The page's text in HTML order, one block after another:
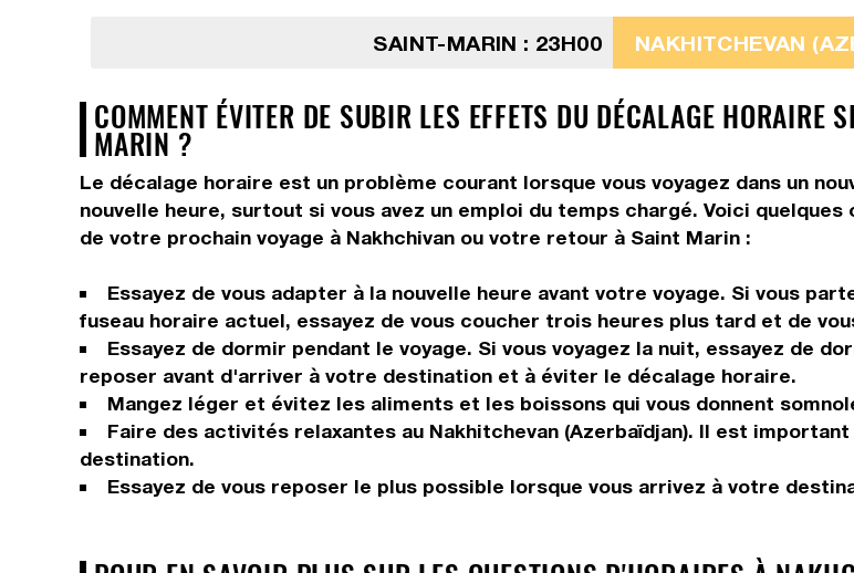
SAINT-MARIN : 23H00 NAKHITCHEVAN
COMMENT ÉVITER DE SUBIR LES EFFETS DU DÉCALAGE
MARIN ?
Le décalage horaire est un problème courant lorsque vous voyagez dans un
nouvelle heure, surtout si vous avez un emploi du temps chargé. Voici
de votre prochain voyage à Nakhchivan ou votre retour à Saint Marin :
Essayez de vous adapter à la nouvelle heure avant votre voyage. Si vous
fuseau horaire actuel, essayez de vous coucher trois heures plus tard et de
Essayez de dormir pendant le voyage. Si vous voyagez la nuit, essayez de
reposer avant d'arriver à votre destination et à éviter le décalage horaire.
Mangez léger et évitez les aliments et les boissons qui vous donnent
Faire des activités relaxantes au Nakhitchevan (Azerbaïdjan). Il est
destination.
Essayez de vous reposer le plus possible lorsque vous arrivez à votre